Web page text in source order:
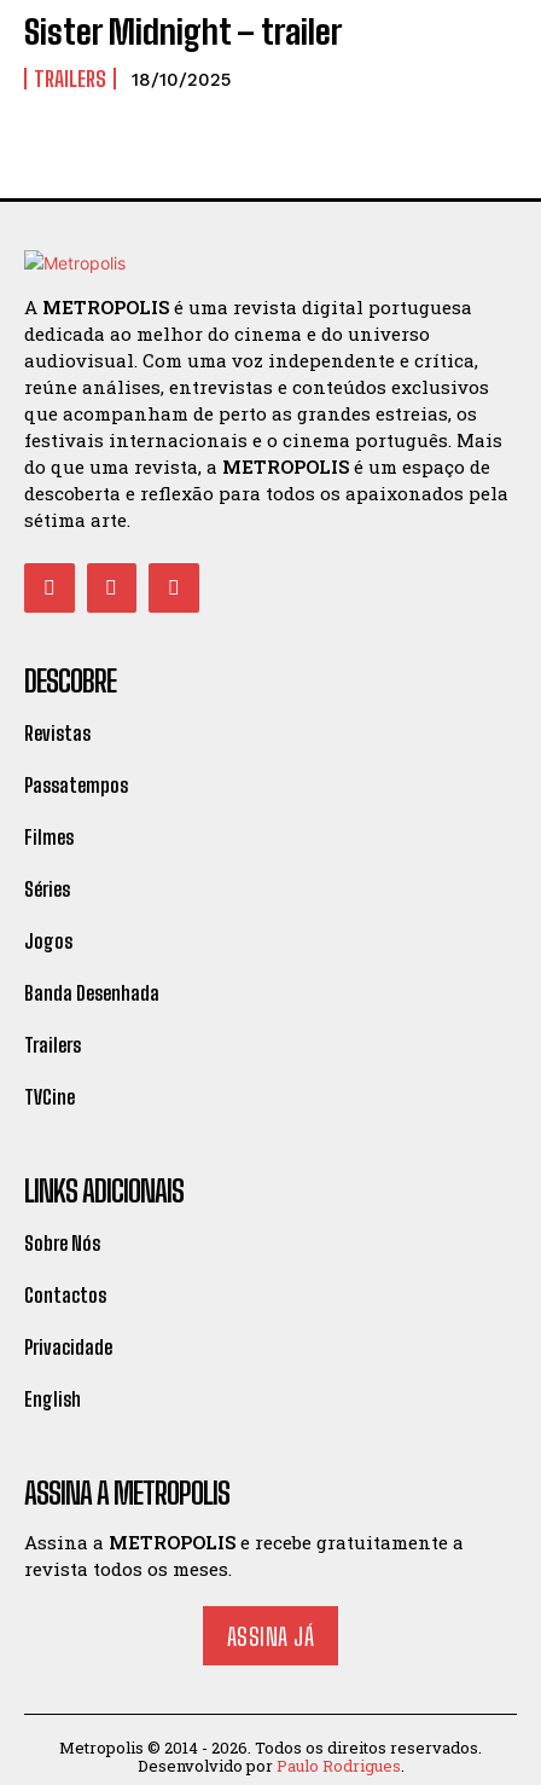
Sister Midnight – trailer
TRAILERS 18/10/2025
A METROPOLIS é uma revista digital portuguesa
dedicada ao melhor do cinema e do universo
audiovisual. Com uma voz independente e crítica,
reúne análises, entrevistas e conteúdos exclusivos
que acompanham de perto as grandes estreias, os
festivais internacionais e o cinema português. Mais
do que uma revista, a METROPOLIS é um espaço de
descoberta e reflexão para todos os apaixonados pela
sétima arte.
DESCOBRE
Revistas
Passatempos
Filmes
Séries
Jogos
Banda Desenhada
Trailers
TVCine
LINKS ADICIONAIS
Sobre Nós
Contactos
Privacidade
English
ASSINA A METROPOLIS
Assina a METROPOLIS e recebe gratuitamente a
revista todos os meses.
ASSINA JÁ
Metropolis © 2014 - 2026. Todos os direitos reservados.
Desenvolvido porPaulo Rodrigues.